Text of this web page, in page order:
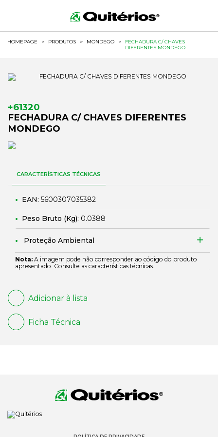
HOMEPAGE > PRODUTOS > MONDEGO >
FECHADURA C/ CHAVES
DIFERENTES MONDEGO
+61320
FECHADURA C/ CHAVES DIFERENTES
MONDEGO
CARACTERÍSTICAS TÉCNICAS
EAN: 5600307035382
Peso Bruto (Kg): 0.0388
Proteção Ambiental
Nota: A imagem pode não corresponder ao código do produto
apresentado. Consulte as características técnicas.
Adicionar à lista
Ficha Técnica